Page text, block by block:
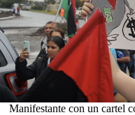
Manifestante con un cartel